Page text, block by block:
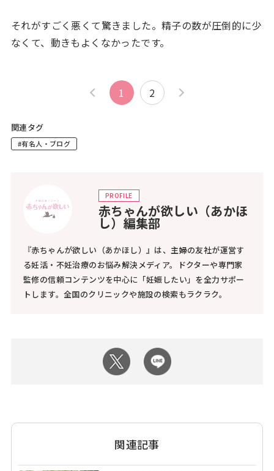
それがすごく悪くて驚きました。精子の数が圧倒的に少
なくて、動きもよくなかったです。
1 2
関連タグ
#有名人・ブログ
PROFILE
赤ちゃんが欲しい（あかほ
し）編集部
『赤ちゃんが欲しい（あかほし）』は、主婦の友社が運営す
る妊活・不妊治療のお悩み解決メディア。ドクターや専門家
監修の信頼コンテンツを中心に「妊娠したい」を全力サポー
トします。全国のクリニックや施設の検索もラクラク。
関連記事